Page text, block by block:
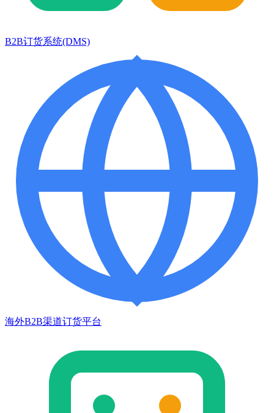
B2B订货系统(DMS)
海外B2B渠道订货平台